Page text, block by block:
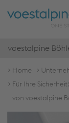
voestalpine
Home
Für Ihre
von voestalpine